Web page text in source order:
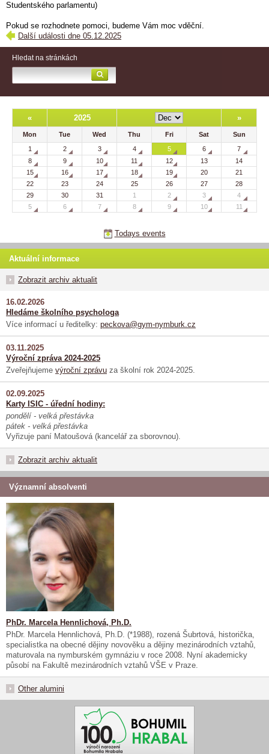
Studentského parlamentu)
Pokud se rozhodnete pomoci, budeme Vám moc vděční.
Další události dne 05.12.2025
Hledat na stránkách
« 2025 »
Mon Tue Wed Thu Fri Sat
Sun
1
2 3 4 5 6
7
8
9 10 11 12 13
14
15
16 17 18 19 20
21
22
23 24 25 26 27
28
29
30 31 1 2 3
4
5
6 7 8 9 10 11
Todays events
Aktuální informace
Zobrazit archiv aktualit
16.02.2026
Hledáme školního psychologa
Více informací u ředitelky: peckova@gym-nymburk.cz
03.11.2025
Výroční zpráva 2024-2025
Zveřejňujeme výroční zprávu za školní rok 2024-2025.
02.09.2025
Karty ISIC - úřední hodiny:
pondělí - velká přestávka
pátek - velká přestávka
Vyřizuje paní Matoušová (kancelář za sborovnou).
Zobrazit archiv aktualit
Významní absolventi
PhDr. Marcela Hennlichová, Ph.D.
PhDr. Marcela Hennlichová, Ph.D. (*1988), rozená Šubrtová, historička,
specialistka na obecné dějiny novověku a dějiny mezinárodních vztahů,
maturovala na nymburském gymnáziu v roce 2008. Nyní akademicky
působí na Fakultě mezinárodních vztahů VŠE v Praze.
Other alumini